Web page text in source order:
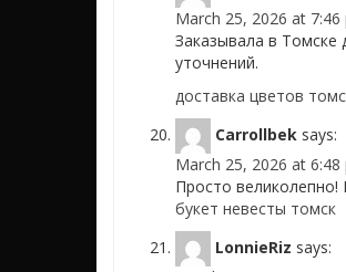
March 25, 2026 at 7:46
Заказывала в Томске
уточнений.
доставка цветов
Carrollbek says:
March 25, 2026 at 6:48
Просто великолепно!
букет невесты томск
LonnieRiz says: